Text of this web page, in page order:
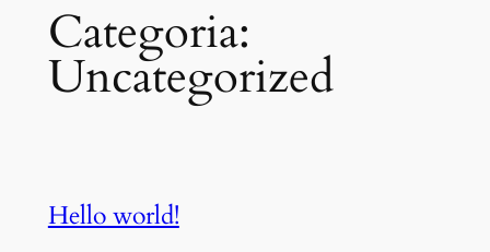
Categoria:
Uncategorized
Hello world!